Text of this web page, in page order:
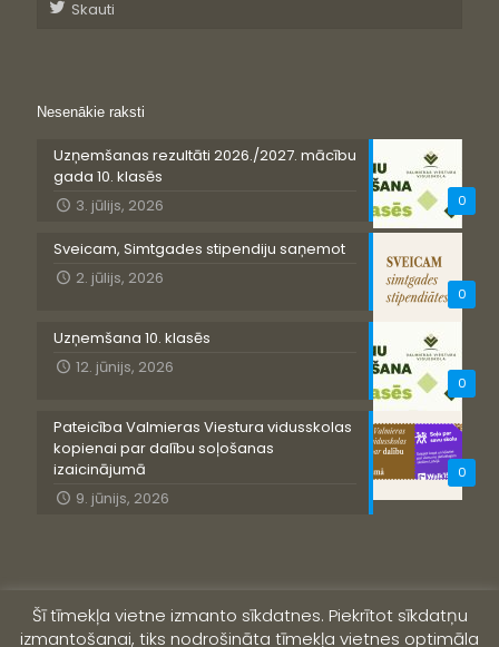
Skauti
Nesenākie raksti
0
Uzņemšanas rezultāti 2026./2027. mācību
gada 10. klasēs
3. jūlijs, 2026
0
Sveicam, Simtgades stipendiju saņemot
2. jūlijs, 2026
0
Uzņemšana 10. klasēs
12. jūnijs, 2026
0
Pateicība Valmieras Viestura vidusskolas
kopienai par dalību soļošanas
izaicinājumā
9. jūnijs, 2026
Šī tīmekļa vietne izmanto sīkdatnes. Piekrītot sīkdatņu
izmantošanai, tiks nodrošināta tīmekļa vietnes optimāla